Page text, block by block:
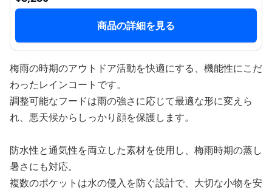
商品の詳細を見る
梅雨の時期のアウトドア活動を快適にする、機能性にこだ
わったレインコートです。
調整可能なフードは雨の強さに応じて最適な形に変えら
れ、悪天候からしっかり顔を保護します。
防水性と通気性を両立した素材を使用し、梅雨時期の蒸し
暑さにも対応。
複数のポケットは水の侵入を防ぐ設計で、大切な小物を安